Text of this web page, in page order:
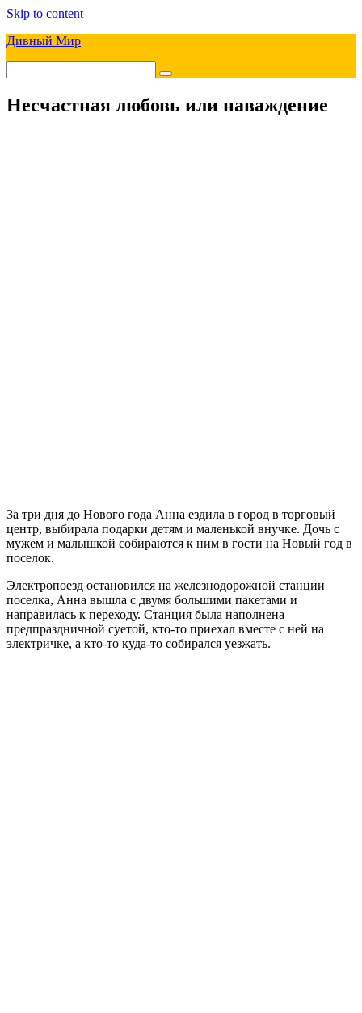
Skip to content
Дивный Мир
Несчастная любовь или наваждение
За три дня до Нового года Анна ездила в город в торговый
центр, выбирала подарки детям и маленькой внучке. Дочь с
мужем и малышкой собираются к ним в гости на Новый год в
поселок.
Электропоезд остановился на железнодорожной станции
поселка, Анна вышла с двумя большими пакетами и
направилась к переходу. Станция была наполнена
предпраздничной суетой, кто-то приехал вместе с ней на
электричке, а кто-то куда-то собирался уезжать.